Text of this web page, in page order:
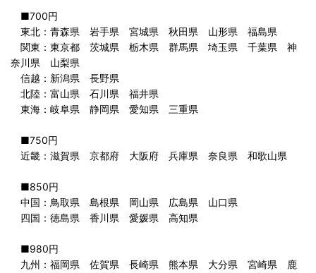
■700円
東北：青森県 岩手県 宮城県 秋田県 山形県 福島県
関東：東京都 茨城県 栃木県 群馬県 埼玉県 千葉県 神
奈川県 山梨県
信越：新潟県 長野県
北陸：富山県 石川県 福井県
東海：岐阜県 静岡県 愛知県 三重県
■750円
近畿：滋賀県 京都府 大阪府 兵庫県 奈良県 和歌山県
■850円
中国：鳥取県 島根県 岡山県 広島県 山口県
四国：徳島県 香川県 愛媛県 高知県
■980円
九州：福岡県 佐賀県 長崎県 熊本県 大分県 宮崎県 鹿